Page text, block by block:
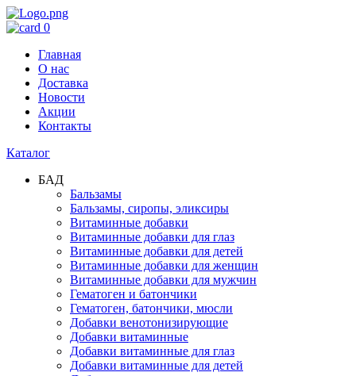
0
Главная
О нас
Доставка
Новости
Акции
Контакты
Каталог
БАД
Бальзамы
Бальзамы, сиропы, эликсиры
Витаминные добавки
Витаминные добавки для глаз
Витаминные добавки для детей
Витаминные добавки для женщин
Витаминные добавки для мужчин
Гематоген и батончики
Гематоген, батончики, мюсли
Добавки венотонизирующие
Добавки витаминные
Добавки витаминные для глаз
Добавки витаминные для детей